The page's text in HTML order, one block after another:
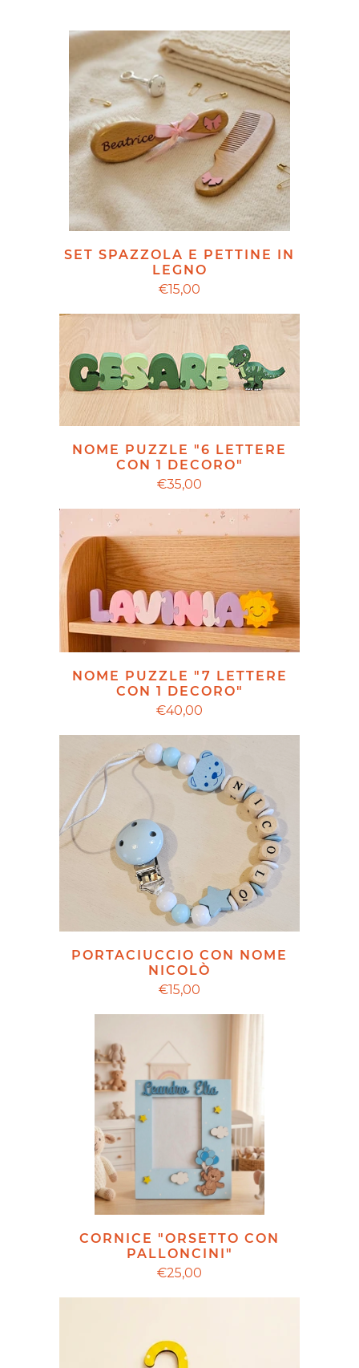
SET SPAZZOLA E PETTINE IN
LEGNO
€15,00
NOME PUZZLE "6 LETTERE
CON 1 DECORO"
€35,00
NOME PUZZLE "7 LETTERE
CON 1 DECORO"
€40,00
PORTACIUCCIO CON NOME
NICOLÒ
€15,00
CORNICE "ORSETTO CON
PALLONCINI"
€25,00